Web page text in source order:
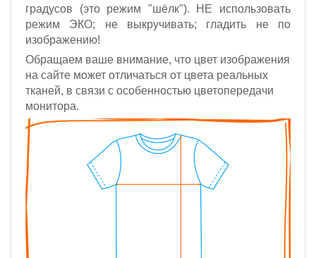
градусов (это режим "шёлк"). НЕ использовать
режим ЭКО; не выкручивать; гладить не по
изображению!
Обращаем ваше внимание, что цвет изображения
на сайте может отличаться от цвета реальных
тканей, в связи с особенностью цветопередачи
монитора.